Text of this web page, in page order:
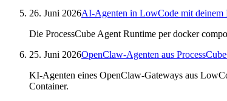
26. Juni 2026AI-Agenten in LowCode mit
Die ProcessCube Agent Runtime per docker
25. Juni 2026OpenClaw-Agenten aus
KI-Agenten eines OpenClaw-Gateways aus
Container.